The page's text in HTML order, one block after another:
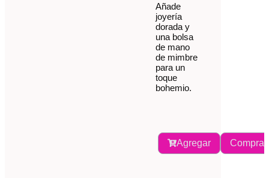
Añade
joyería
dorada y
una bolsa
de mano
de mimbre
para un
toque
bohemio.
Agregar Comprar